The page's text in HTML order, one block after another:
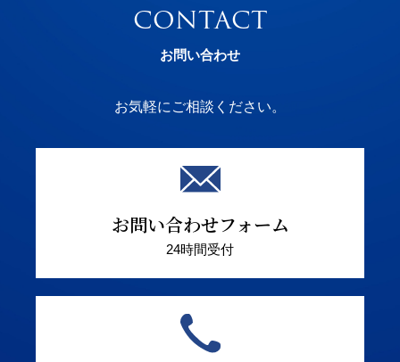
CONTACT
お問い合わせ
お気軽にご相談ください。
お問い合わせフォーム
24時間受付